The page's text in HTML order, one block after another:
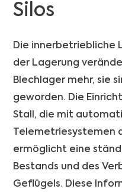
Silos
Die innerbetriebliche
der Lagerung
Blechlager mehr, sie
geworden. Die
Stall, die mit
Telemetriesystemen
ermöglicht eine
Bestands und des
Geflügels. Diese